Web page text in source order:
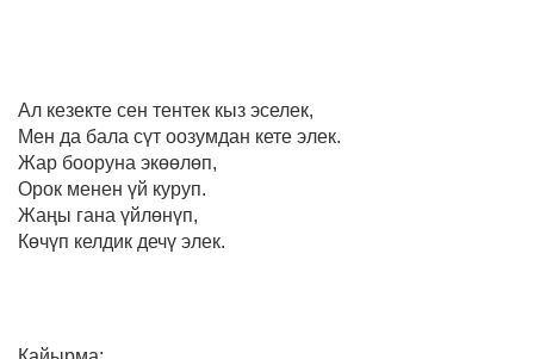
Ал кезекте сен тентек кыз эселек,
Мен да бала сүт оозумдан кете элек.
Жар бооруна экөөлөп,
Орок менен үй куруп.
Жаңы гана үйлөнүп,
Көчүп келдик дечү элек.